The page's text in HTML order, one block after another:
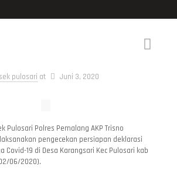
pulosari at Juni 3, 2020
Pulosari Polres Pemalang AKP Trisno
pengecekan persiapan deklarasi
Covid-19 di Desa Karangsari Kec Pulosari kab
06/2020).